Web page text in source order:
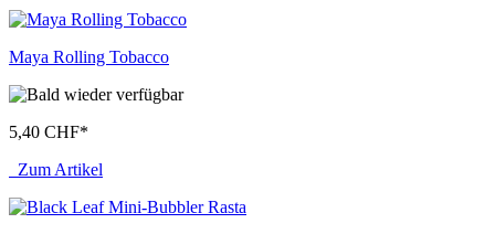
Maya Rolling Tobacco
5,40 CHF*
Zum Artikel